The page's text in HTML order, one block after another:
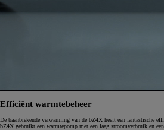
Efficiënt warmtebeheer
De baanbrekende verwarming van de bZ4X heeft een fantastische
bZ4X gebruikt een warmtepomp met een laag stroomverbruik en